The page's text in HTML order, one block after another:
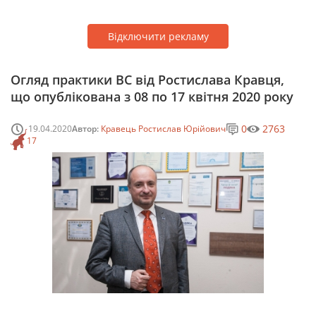
Відключити рекламу
Огляд практики ВС від Ростислава Кравця,
що опублікована з 08 по 17 квітня 2020 року
19.04.2020Автор: Кравець Ростислав Юрійович
17
0 2763